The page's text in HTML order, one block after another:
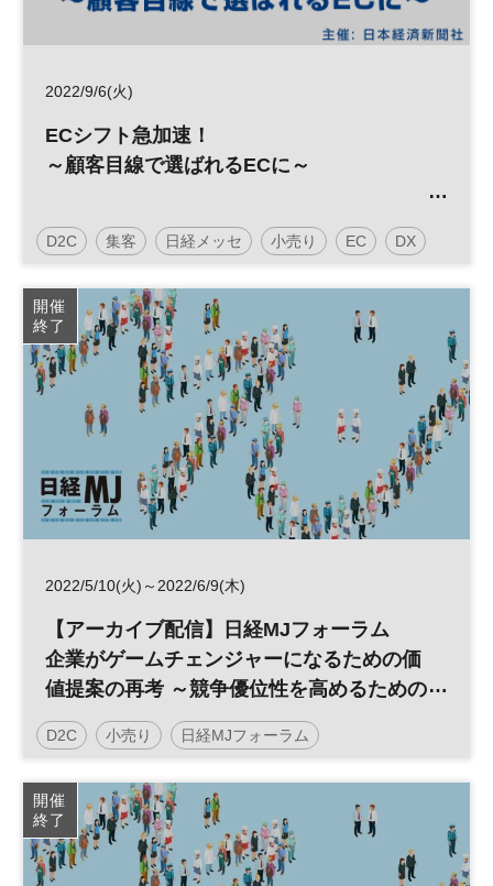
2022/9/6(火)
ECシフト急加速！
～顧客目線で選ばれるECに～
D2C 集客 日経メッセ 小売り EC DX
参加無料
日経メッセプレミアム・カンファレンス・シリーズ
プレミアム・カンファレンス・シリーズ
開催
終了
2022/5/10(火)～2022/6/9(木)
【アーカイブ配信】日経MJフォーラム
企業がゲームチェンジャーになるための価
値提案の再考 ～競争優位性を高めるための
顧客接点戦略とは～
D2C 小売り 日経MJフォーラム
デジタルトランスフォーメーション DX
参加無料
開催
終了